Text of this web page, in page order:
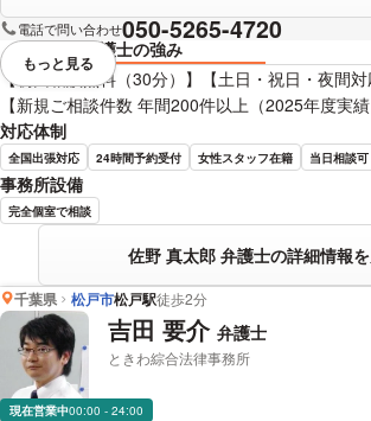
電話で問い合わせ050-5265-4720
弁護士の強み
【初回相談無料（30分）】【土日・祝日・夜間対
【新規ご相談件数 年間200件以上（2025年度実績
対応体制
全国出張対応 24時間予約受付 女性スタッフ在籍 当日相談可
事務所設備
完全個室で相談
佐野 真太郎 弁護士の詳細情報
視覚的に省略されている要素を
もっと見る
千葉県 松戸市松戸駅徒歩2分
吉田 要介 弁護士
ときわ綜合法律事務所
現在営業中00:00 - 24:00